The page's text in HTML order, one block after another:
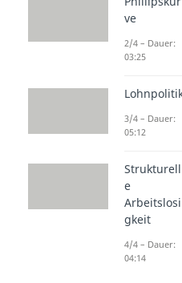
In der
man
mittlere
du die
verstehst,
vorher
du dich
ve
2/4 – Dauer:
03:25
3/4 – Dauer:
05:12
Strukturell
e
Arbeitslosi
gkeit
4/4 – Dauer:
04:14